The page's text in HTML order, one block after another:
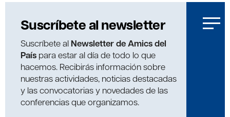
Suscríbete al newsletter
Suscríbete al Newsletter de Amics del
País para estar al día de todo lo que
hacemos. Recibirás información sobre
nuestras actividades, noticias destacadas
y las convocatorias y novedades de las
conferencias que organizamos.